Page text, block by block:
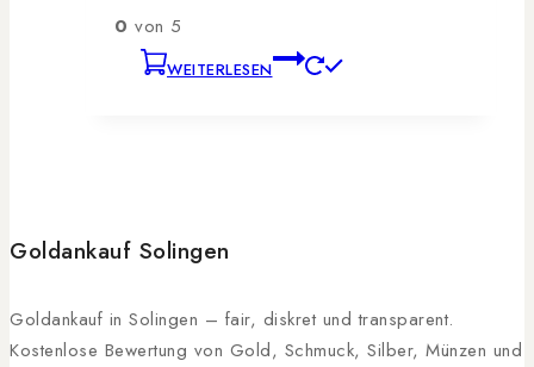
0 von 5
WEITERLESEN
Goldankauf Solingen
Goldankauf in Solingen – fair, diskret und transparent.
Kostenlose Bewertung von Gold, Schmuck, Silber, Münzen und